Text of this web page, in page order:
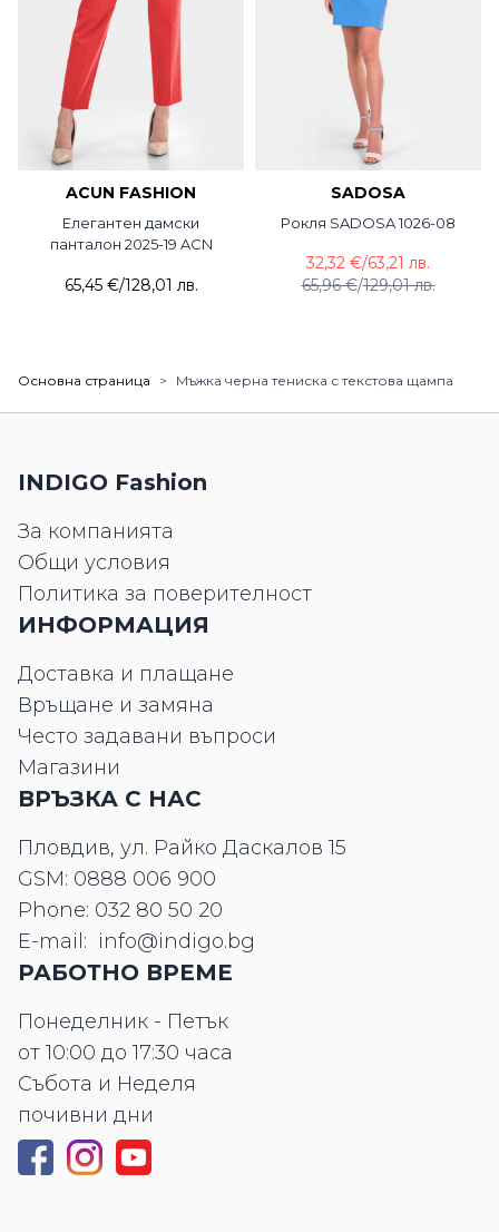
ACUN FASHION
Елегантен дамски
панталон 2025-19 ACN
65,45 €/128,01 лв.
SADOSA
Рокля SADOSA 1026-08
65,96 €/129,01 лв.
32,32 €/63,21 лв.
Основна страница > Мъжка черна тениска с текстова щампа
INDIGO Fashion
За компанията
Общи условия
Политика за поверителност
ИНФОРМАЦИЯ
Доставка и плащане
Връщане и замяна
Често задавани въпроси
Магазини
ВРЪЗКА С НАС
Пловдив, ул. Райко Даскалов 15
GSM: 0888 006 900
Phone: 032 80 50 20
E-mail: info@indigo.bg
РАБОТНО ВРЕМЕ
Понеделник - Петък
от 10:00 до 17:30 часа
Събота и Неделя
почивни дни